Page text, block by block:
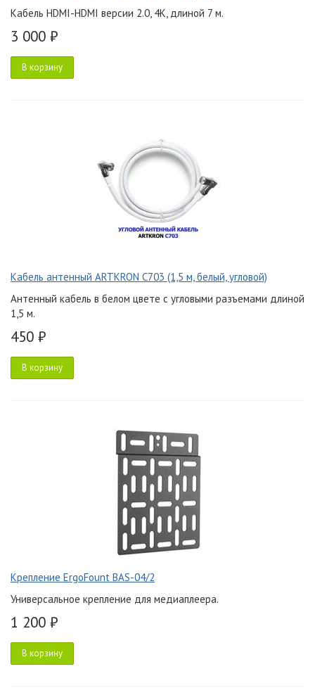
Кабель HDMI-HDMI версии 2.0, 4K, длиной 7 м.
3 000 ₽
В корзину
Кабель антенный ARTKRON C703 (1,5 м, белый, угловой)
Антенный кабель в белом цвете с угловыми разъемами длиной
1,5 м.
450 ₽
В корзину
Крепление ErgoFount BAS-04/2
Универсальное крепление для медиаплеера.
1 200 ₽
В корзину